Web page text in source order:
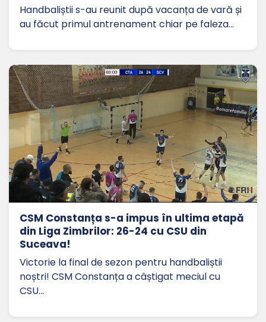
Handbaliștii s-au reunit după vacanța de vară și
au făcut primul antrenament chiar pe faleza…
CSM Constanța s-a impus în ultima etapă
din Liga Zimbrilor: 26-24 cu CSU din
Suceava!
Victorie la final de sezon pentru handbaliștii
noștri! CSM Constanța a câștigat meciul cu
CSU…